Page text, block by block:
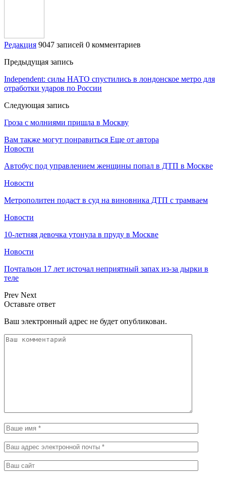
Редакция 9047 записей 0 комментариев
Предыдущая запись
Independent: силы НАТО спустились в лондонское метро для
отработки ударов по России
Следующая запись
Гроза с молниями пришла в Москву
Вам также могут понравиться Еще от автора
Новости
Автобус под управлением женщины попал в ДТП в Москве
Новости
Метрополитен подаст в суд на виновника ДТП с трамваем
Новости
10-летняя девочка утонула в пруду в Москве
Новости
Почтальон 17 лет источал неприятный запах из-за дырки в
теле
Prev Next
Оставьте ответ
Ваш электронный адрес не будет опубликован.